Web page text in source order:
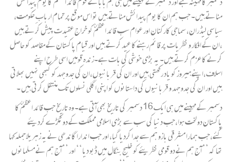
مناتے ہیں۔ جب ہم ان کا یوم پیدائش مناتے ہیں تو اس موقع پر تمام اربابِ حکومت،
سیاسی لیڈران، سماجی کارکنان اور عوام سب قائد اعظمؒ کو خراج عقیدت پیش کرتے ہیں
،ان کے افکار و نظریات پر قائم رہنے کا عید کرتے ہیں اور قیام پاکستان کے مقاصد کو حاصل
کرنے کا عزم کرتے ہیں۔ یہ بڑی خوشی کی بات ہے۔زندہ قومیں اسی طرح اپنے
اسلاف،اپنے ہیروز کو یاد رکھتی ہیں اور ان کی قربانیوں،ان کی جدو جہد کو کبھی نہیں بھلاتی
ہیں اور ان کی جدو جہد و قربانیوں کی داستانوں کو اپنی اگلی نسلوں تک منتقل کرتی ہیں ۔
دسمبر کے مہینے میں ہی ایک 16 دسمبر کی تاریخ بھی آتی ہے۔ وہ تاریخ جب قائد اعظمؒ کا
پاکستان دو لخت ہوا،جب دنیا کی سب سے بڑی اسلامی مملکت کے دو ٹکڑے کردیئے
گئے،جب ہمارا مشرقی بازو ہم سے جدا کردیا گیا، اور جب اندارا گاندھی نے یہ زہریلا جملہ کہا
تھا کہ ’’ آج ہم نے دو قومی نظریئے کو خلیج بنگال میں ڈبو دیا‘‘ اور ’’ آج ہم نے مسلمانوں